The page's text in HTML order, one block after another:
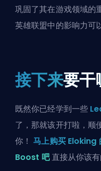
巩固了其在游戏领域
英雄联盟中的影响力可
接下来要干
既然你已经学到一些
了，那就该开打啦，顺
你！马上购买
Boost 吧直接从你该有